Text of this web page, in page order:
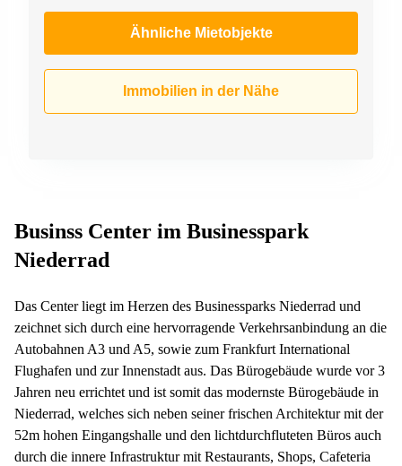
Ähnliche Mietobjekte
Immobilien in der Nähe
Businss Center im Businesspark
Niederrad
Das Center liegt im Herzen des Businessparks Niederrad und
zeichnet sich durch eine hervorragende Verkehrsanbindung an die
Autobahnen A3 und A5, sowie zum Frankfurt International
Flughafen und zur Innenstadt aus. Das Bürogebäude wurde vor 3
Jahren neu errichtet und ist somit das modernste Bürogebäude in
Niederrad, welches sich neben seiner frischen Architektur mit der
52m hohen Eingangshalle und den lichtdurchfluteten Büros auch
durch die innere Infrastruktur mit Restaurants, Shops, Cafeteria